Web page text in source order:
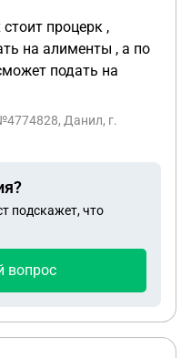
процерк ,
на алименты , а по
подать на
Данил, г.
подскажет, что
вопрос